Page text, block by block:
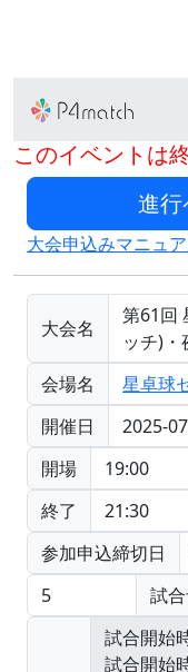
このイベントは
大会申込みマニュ
大会名
第61回
ッチ)
会場名
星卓球
開催日
2025-
開場
19:00
終了
21:30
参加申込締切日
5
試